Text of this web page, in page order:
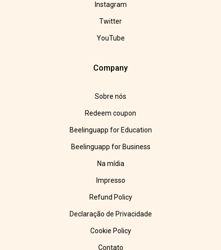
Instagram
Twitter
YouTube
Company
Sobre nós
Redeem coupon
Beelinguapp for Education
Beelinguapp for Business
Na mídia
Impresso
Refund Policy
Declaração de Privacidade
Cookie Policy
Contato